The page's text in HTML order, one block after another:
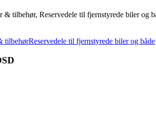
tilbehør, Reservedele til fjernstyrede biler og
tilbehørReservedele til fjernstyrede biler og både